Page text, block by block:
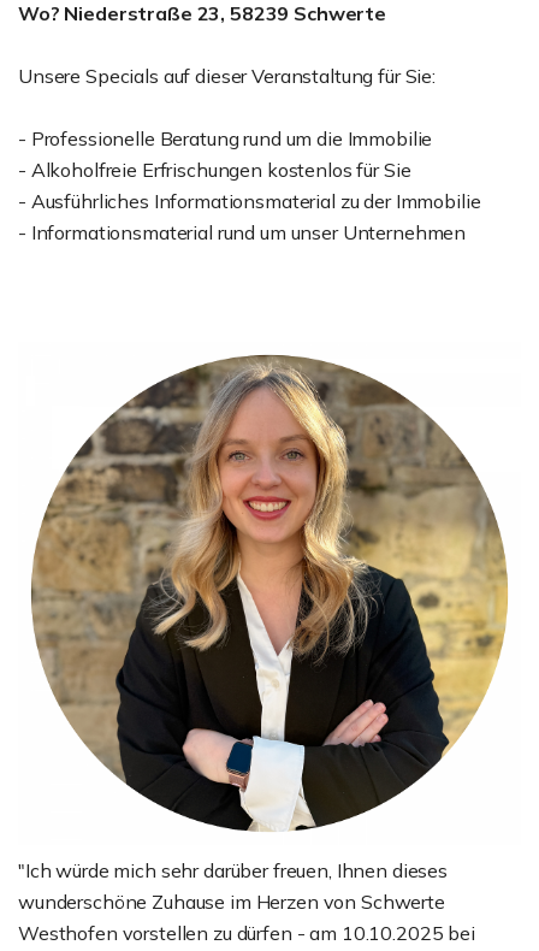
Wo? Niederstraße 23, 58239 Schwerte
Unsere Specials auf dieser Veranstaltung für Sie:
- Professionelle Beratung rund um die Immobilie
- Alkoholfreie Erfrischungen kostenlos für Sie
- Ausführliches Informationsmaterial zu der Immobilie
- Informationsmaterial rund um unser Unternehmen
"Ich würde mich sehr darüber freuen, Ihnen dieses
wunderschöne Zuhause im Herzen von Schwerte
Westhofen vorstellen zu dürfen - am 10.10.2025 bei